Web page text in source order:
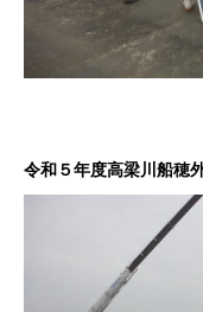
令和５年度高梁川船穂